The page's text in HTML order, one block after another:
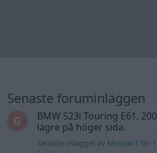
Bestyckningsfundering.
förgasare
Senaste inlägget av
Motorteknik (Avancerad)